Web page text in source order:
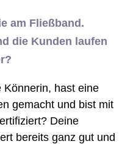
am Fließband.
die Kunden laufen
Könnerin, hast eine
gemacht und bist mit
Deine
bereits ganz gut und